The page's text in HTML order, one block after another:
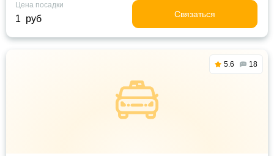
Цена посадки
1 руб Связаться
5.6 18